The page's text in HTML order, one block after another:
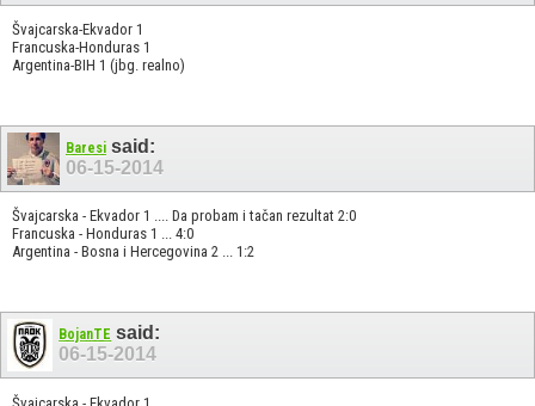
Švajcarska-Ekvador 1
Francuska-Honduras 1
Argentina-BIH 1 (jbg. realno)
Baresi said:
06-15-2014
Švajcarska - Ekvador 1 .... Da probam i tačan rezultat 2:0
Francuska - Honduras 1 ... 4:0
Argentina - Bosna i Hercegovina 2 ... 1:2
BojanTE said:
06-15-2014